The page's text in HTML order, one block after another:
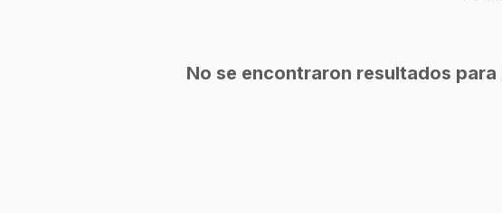
No se encontraron resultados para